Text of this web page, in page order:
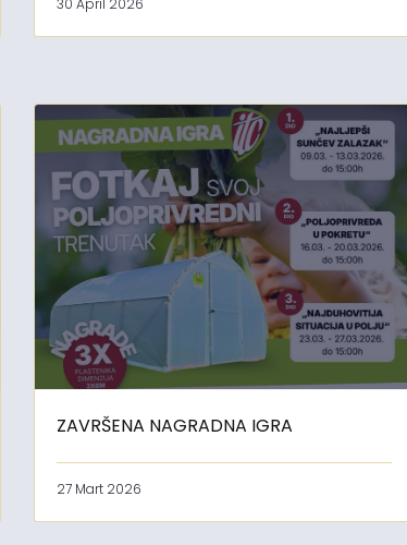
30 April 2026
ZAVRŠENA NAGRADNA IGRA
27 Mart 2026